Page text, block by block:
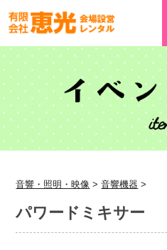
音響・照明・映像 >音響機器 >
パワードミキサー